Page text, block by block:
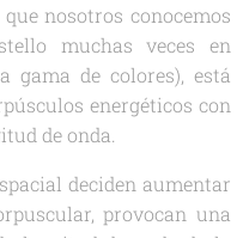
nosotros conocemos
muchas veces en
gama de colores), está
energéticos con
de onda.
deciden aumentar
provocan una